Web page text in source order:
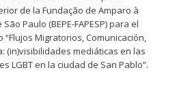
de la Fundação de Amparo à
Paulo (BEPE-FAPESP) para el
Migratorios, Comunicación,
(in)visibilidades mediáticas en las
LGBT en la ciudad de San Pablo”.